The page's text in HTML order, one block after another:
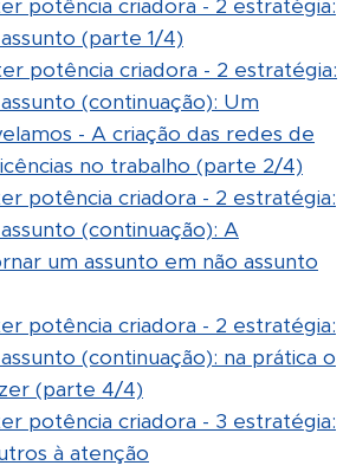
potência criadora - 2 estratégia:
(parte 1/4)
potência criadora - 2 estratégia:
(continuação): Um
- A criação das redes de
no trabalho (parte 2/4)
potência criadora - 2 estratégia:
(continuação): A
um assunto em não assunto
potência criadora - 2 estratégia:
(continuação): na prática o
(parte 4/4)
potência criadora - 3 estratégia:
à atenção